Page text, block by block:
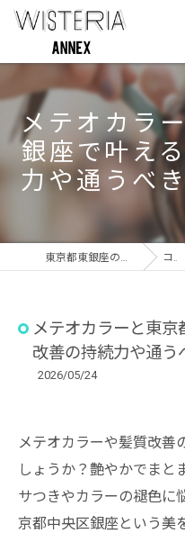
メテオカラ
銀座で叶え
力や通うべ
東京都東銀座の美容室ならWISTERIA ANNEX コラム
メテオカラーと東
改善の持続力や通う
2026/05/24
メテオカラーや髪質改善
しょうか？艶やかでまと
サつきやカラーの褪色に
京都中央区銀座という美